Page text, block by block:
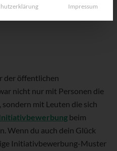
der öffentlichen
nicht nur mit Personen die
mit Leuten die sich
beim
Wenn du auch dein Glück
Initiativbewerbung-Muster
Impressum